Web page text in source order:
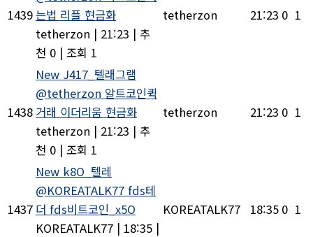
1439는법 리플 현금화
tetherzon | 21:23 | 추
천 0 | 조회 1
tetherzon 21:23 0 1
1438
New J417_텔래그램
@tetherzon 알트코인퀵
거래 이더리움 현금화
tetherzon | 21:23 | 추
천 0 | 조회 1
tetherzon 21:23 0 1
1437
New k8O_텔레
@KOREATALK77 fds테
더 fds비트코인_x5O
KOREATALK77 | 18:35 |
KOREATALK77 18:35 0 1